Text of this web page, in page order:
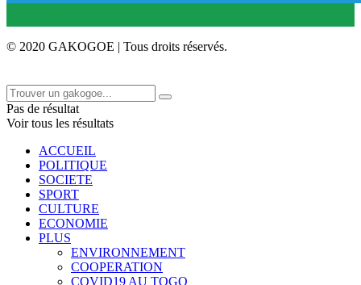
© 2020 GAKOGOE | Tous droits réservés.
Pas de résultat
Voir tous les résultats
ACCUEIL
POLITIQUE
SOCIETE
SPORT
CULTURE
ECONOMIE
PLUS
ENVIRONNEMENT
COOPERATION
COVID19 AU TOGO